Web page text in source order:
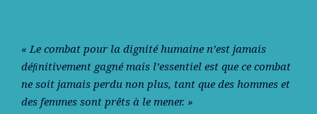
« Le combat pour la dignité humaine n’est jamais
déﬁnitivement gagné mais l’essentiel est que ce combat
ne soit jamais perdu non plus, tant que des hommes et
des femmes sont prêts à le mener. »